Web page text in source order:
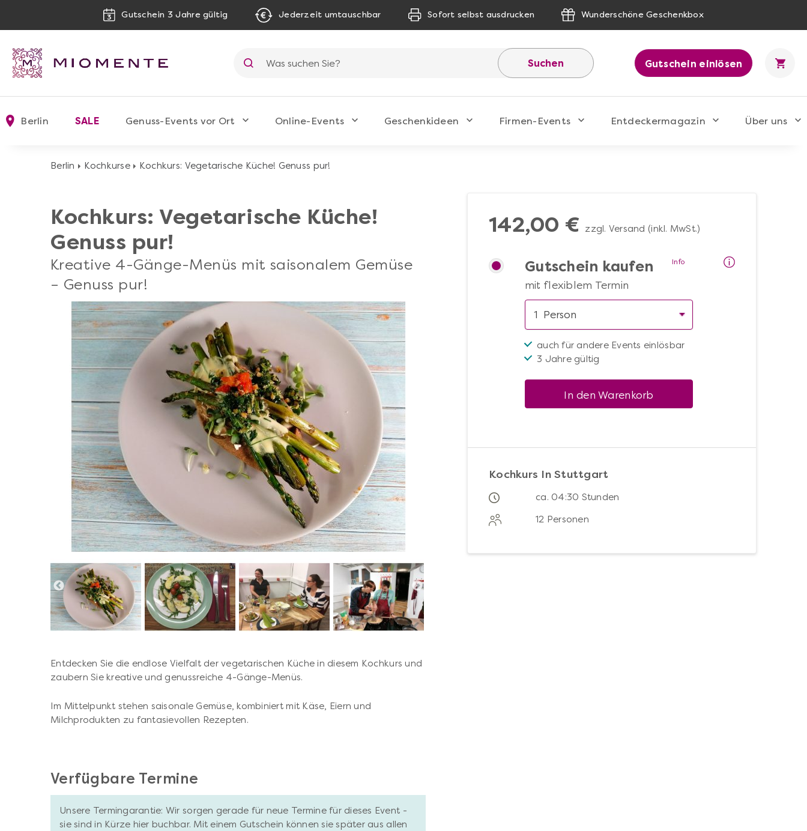
Gutschein 3 Jahre gültig Jederzeit umtauschbar Sofort selbst ausdrucken Wunderschöne Geschenkbox
Suchen Gutschein einlösen
Berlin SALE Genuss-Events vor Ort Online-Events Geschenkideen Firmen-Events Entdeckermagazin Über uns
Berlin Kochkurse Kochkurs: Vegetarische Küche! Genuss pur!
Kochkurs: Vegetarische Küche!
Genuss pur!
Kreative 4-Gänge-Menüs mit saisonalem Gemüse
– Genuss pur!
Entdecken Sie die endlose Vielfalt der vegetarischen Küche in diesem Kochkurs und
zaubern Sie kreative und genussreiche 4-Gänge-Menüs.
Im Mittelpunkt stehen saisonale Gemüse, kombiniert mit Käse, Eiern und
Milchprodukten zu fantasievollen Rezepten.
Verfügbare Termine
Unsere Termingarantie: Wir sorgen gerade für neue Termine für dieses Event -
sie sind in Kürze hier buchbar. Mit einem Gutschein können sie später aus allen
142,00 € zzgl. Versand (inkl. MwSt.)
Gutschein kaufen
mit flexiblem Termin
auch für andere Events einlösbar
3 Jahre gültig
In den Warenkorb
Info
Kochkurs In Stuttgart
ca. 04:30 Stunden
12 Personen